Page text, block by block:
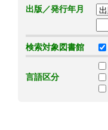
出版／発行年月
検索対象図書館
言語区分